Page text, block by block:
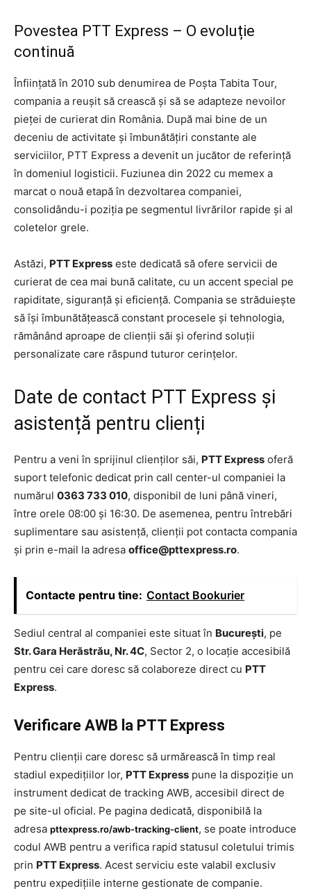
Povestea PTT Express – O evoluție
continuă
Înființată în 2010 sub denumirea de Poșta Tabita Tour,
compania a reușit să crească și să se adapteze nevoilor
pieței de curierat din România. După mai bine de un
deceniu de activitate și îmbunătățiri constante ale
serviciilor, PTT Express a devenit un jucător de referință
în domeniul logisticii. Fuziunea din 2022 cu memex a
marcat o nouă etapă în dezvoltarea companiei,
consolidându-i poziția pe segmentul livrărilor rapide și al
coletelor grele.
Astăzi, PTT Express este dedicată să ofere servicii de
curierat de cea mai bună calitate, cu un accent special pe
rapiditate, siguranță și eficiență. Compania se străduiește
să își îmbunătățească constant procesele și tehnologia,
rămânând aproape de clienții săi și oferind soluții
personalizate care răspund tuturor cerințelor.
Date de contact PTT Express și
asistență pentru clienți
Pentru a veni în sprijinul clienților săi, PTT Express oferă
suport telefonic dedicat prin call center-ul companiei la
numărul 0363 733 010, disponibil de luni până vineri,
între orele 08:00 și 16:30. De asemenea, pentru întrebări
suplimentare sau asistență, clienții pot contacta compania
și prin e-mail la adresa office@pttexpress.ro.
Contacte pentru tine: Contact Bookurier
Sediul central al companiei este situat în București, pe
Str. Gara Herăstrău, Nr. 4C, Sector 2, o locație accesibilă
pentru cei care doresc să colaboreze direct cu PTT
Express.
Verificare AWB la PTT Express
Pentru clienții care doresc să urmărească în timp real
stadiul expedițiilor lor, PTT Express pune la dispoziție un
instrument dedicat de tracking AWB, accesibil direct de
pe site-ul oficial. Pe pagina dedicată, disponibilă la
adresa pttexpress.ro/awb-tracking-client, se poate introduce
codul AWB pentru a verifica rapid statusul coletului trimis
prin PTT Express. Acest serviciu este valabil exclusiv
pentru expedițiile interne gestionate de companie.